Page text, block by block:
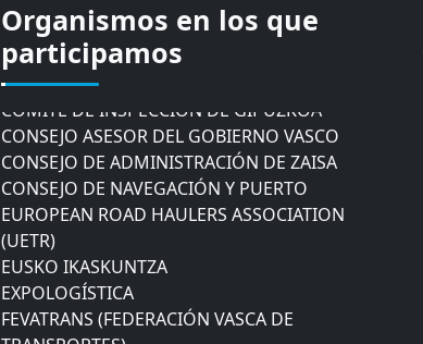
Organismos en los que
participamos
CÁMARA DE COMERCIO DE GIPUZKOA
COMISIÓN ASESORA DE MOVILIDAD DEL
AYUNTAMIENTO DE DONOSTIA
CONSEJO ASESOR DEL GOBIERNO VASCO
CONSEJO DE ADMINISTRACIÓN DE ZAISA
CONSEJO DE NAVEGACIÓN Y PUERTO
EUROPEAN ROAD HAULERS ASSOCIATION
(UETR)
EUSKO IKASKUNTZA
EXPOLOGÍSTICA
FEVATRANS (FEDERACIÓN VASCA DE
TRANSPORTES)